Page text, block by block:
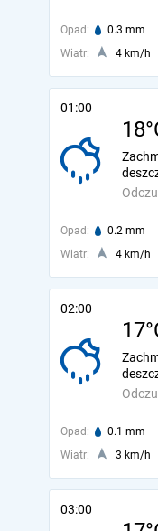
Opad: 0.3 mm
Wiatr:
4 km/h
01:00
Opad: 0.2 mm
Wiatr:
4 km/h
02:00
Opad: 0.1 mm
Wiatr:
3 km/h
03:00